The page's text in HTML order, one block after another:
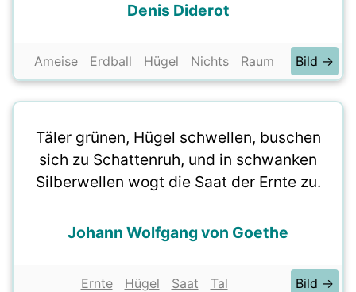
Denis Diderot
Ameise Erdball Hügel Nichts Raum Bild →
Täler grünen, Hügel schwellen, buschen
sich zu Schattenruh, und in schwanken
Silberwellen wogt die Saat der Ernte zu.
Johann Wolfgang von Goethe
Ernte Hügel Saat Tal Bild →